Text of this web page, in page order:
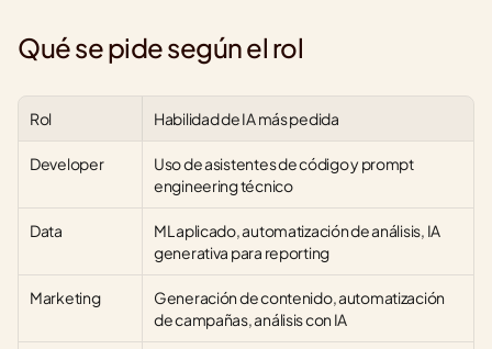
Qué se pide según el rol
Rol Habilidad de IA más pedida
Developer
Uso de asistentes de código y prompt
engineering técnico
Data
ML aplicado, automatización de análisis, IA
generativa para reporting
Marketing
Generación de contenido, automatización
de campañas, análisis con IA